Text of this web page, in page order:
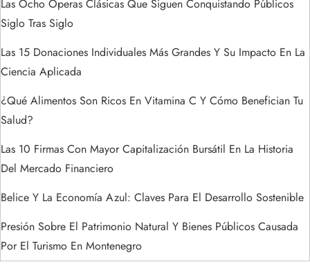
d
a
s
Las Ocho Óperas Clásicas Que Siguen Conquistando Públicos
Siglo Tras Siglo
Las 15 Donaciones Individuales Más Grandes Y Su Impacto En La
Ciencia Aplicada
¿Qué Alimentos Son Ricos En Vitamina C Y Cómo Benefician Tu
Salud?
Las 10 Firmas Con Mayor Capitalización Bursátil En La Historia
Del Mercado Financiero
Belice Y La Economía Azul: Claves Para El Desarrollo Sostenible
Presión Sobre El Patrimonio Natural Y Bienes Públicos Causada
Por El Turismo En Montenegro